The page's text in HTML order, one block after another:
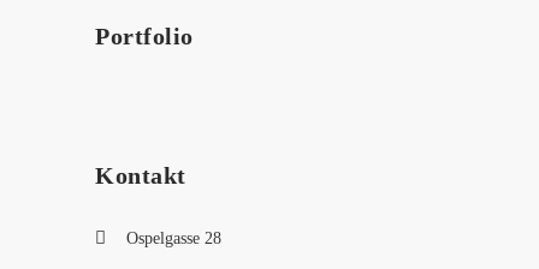
Portfolio
Kontakt
Ospelgasse 28